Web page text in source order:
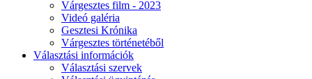
Várgesztes film - 2023
Videó galéria
Gesztesi Krónika
Várgesztes történetéből
Választási információk
Választási szervek